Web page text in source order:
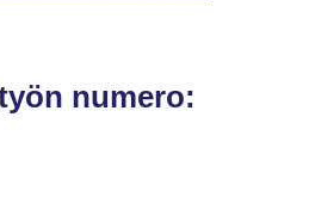
numero: